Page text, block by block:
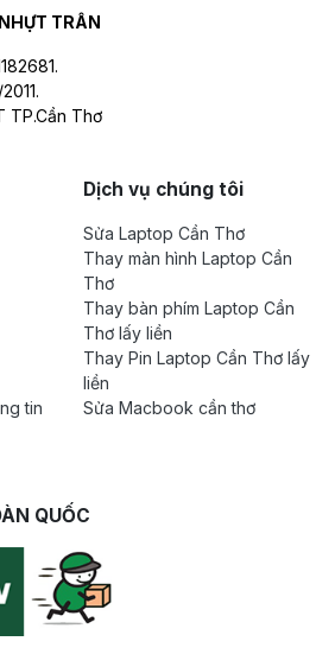
TRÂN
TP.Cần Thơ
tin
Dịch vụ chúng tôi
Sửa Laptop Cần Thơ
Thay màn hình Laptop Cần
Thơ
Thay bàn phím Laptop Cần
Thơ lấy liền
Thay Pin Laptop Cần Thơ lấy
liền
Sửa Macbook cần thơ
QUỐC